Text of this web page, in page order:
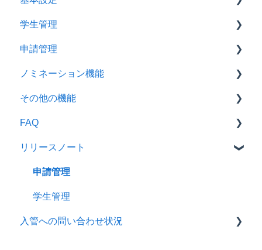
SpeedVisaマニュアル【学校職員用・エージェン
設定、推奨環境
学生管理
学生情報の登録
一括操作
在留カード管理機能
チェックイン
学生情報の出力
便利機能
申請管理
情報を入力する
書類ファイル関連機能
SpeedVisaから作成できる書類
ステータス管理
一括操作
データダウンロード
コミュニケーション
ノミネーション機能
学校管理画面用
その他の機能
メッセンジャー
アンケート
FAQ
設定
申請管理
学生管理
チェックイン
リリースノート
申請管理
学生管理
入管への問い合わせ状況